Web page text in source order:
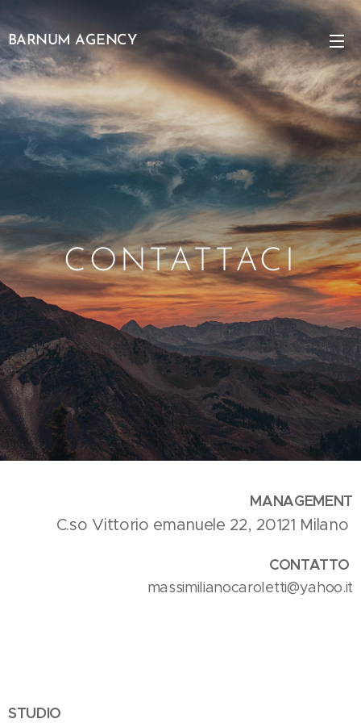
BARNUM AGENCY
CONTATTACI
MANAGEMENT
C.so Vittorio emanuele 22, 20121 Milano
CONTATTO
massimilianocaroletti@yahoo.it
STUDIO